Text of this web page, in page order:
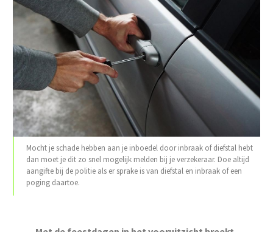
Mocht je schade hebben aan je inboedel door inbraak of diefstal hebt
dan moet je dit zo snel mogelijk melden bij je verzekeraar. Doe altijd
aangifte bij de politie als er sprake is van diefstal en inbraak of een
poging daartoe.